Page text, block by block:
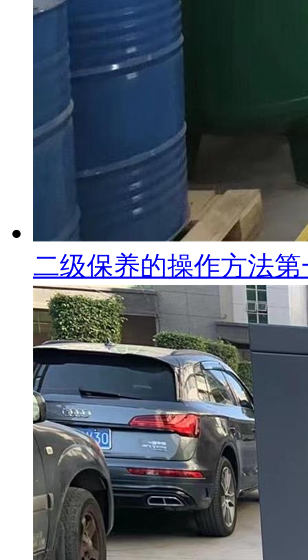
二级保养的操作方法第